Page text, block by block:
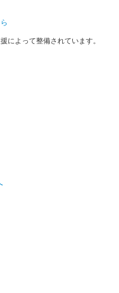
EXPO in 坂井・丸岡城
張！お城EXPO in 坂井・
井・丸岡城実行委員会ブ
によって整備されています。